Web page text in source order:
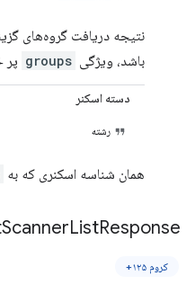
نتیجه دریافت گروه‌های
باشد، ویژگی groups پر
دسته اسکنر
رشته
همان شناسه اسکنری که به
ScannerListResponse
کروم ۱۲۵+